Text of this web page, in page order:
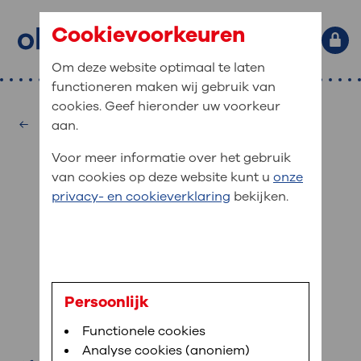
Primaire website navigatie
Home
Afdelingen
Medische informatie
Uw verblijf in OLVG
Werken bij OLVG
: waar bent u naar op zoek?
Veel gezocht: Bloedafname , MijnOLVG ,Digitalisering
MijnOLVG
gegevens inzien
MijnOLVG is het patiëntenportaal van OLVG. In
sneller helpen.
Direct naar MijnOLVG
Intensive Care
drs. M. Leeda
Intensivist
Cookievoorkeuren
Om deze website optimaal te laten
functioneren maken wij gebruik van
cookies. Geef hieronder uw voorkeur
aan.
Voor meer informatie over het gebruik
van cookies op deze website kunt u onze
privacy- en cookieverklaring bekijken.
Persoonlijk
Functionele cookies
Analyse cookies (anoniem)